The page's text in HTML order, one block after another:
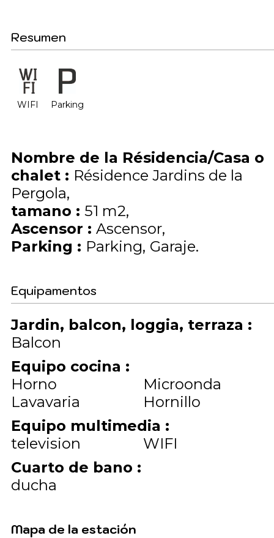
Resumen
WIFI Parking
Nombre de la Résidencia/Casa o
chalet : Résidence Jardins de la
Pergola
tamano : 51 m2
Ascensor : Ascensor
Parking : Parking Garaje
Equipamentos
Jardin, balcon, loggia, terraza :
Balcon
Equipo cocina :
Horno
Microonda
Lavavaria
Hornillo
Equipo multimedia :
television
WIFI
Cuarto de bano :
ducha
Mapa de la estación